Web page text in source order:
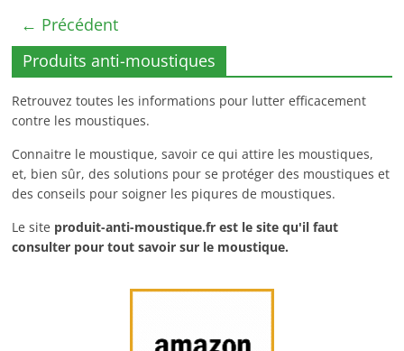
← Précédent
Produits anti-moustiques
Retrouvez toutes les informations pour lutter efficacement
contre les moustiques.
Connaitre le moustique, savoir ce qui attire les moustiques,
et, bien sûr, des solutions pour se protéger des moustiques et
des conseils pour soigner les piqures de moustiques.
Le site produit-anti-moustique.fr est le site qu'il faut
consulter pour tout savoir sur le moustique.